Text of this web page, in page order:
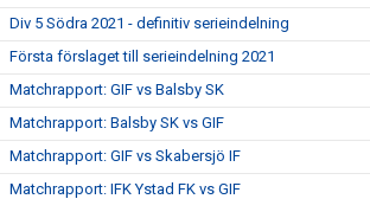
Div 5 Södra 2021 - definitiv serieindelning
Första förslaget till serieindelning 2021
Matchrapport: GIF vs Balsby SK
Matchrapport: Balsby SK vs GIF
Matchrapport: GIF vs Skabersjö IF
Matchrapport: IFK Ystad FK vs GIF